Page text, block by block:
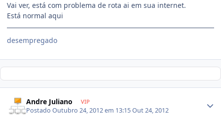
Vai ver, está com problema de rota ai em sua internet.
Está normal aqui
desempregado
Andre Juliano VIP
PostadoOutubro 24, 2012 em 13:15Out 24, 2012